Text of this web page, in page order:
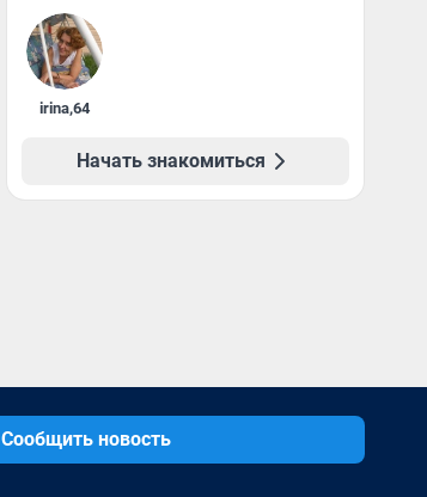
irina,64
Начать знакомиться
Сообщить новость